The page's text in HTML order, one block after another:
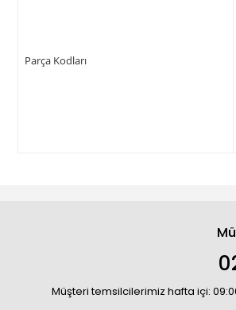
Parça Kodları
Müşteri temsilcilerimiz hafta içi: